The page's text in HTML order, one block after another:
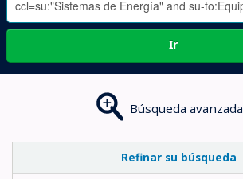
Ir
Búsqueda avanzada
Refinar su búsqueda